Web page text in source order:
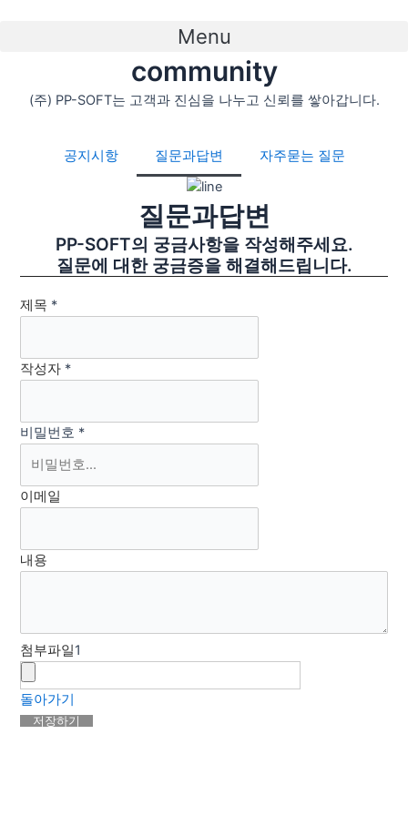
Menu
community
(주) PP-SOFT는 고객과 진심을 나누고 신뢰를 쌓아갑니다.
공지시항 질문과답변 자주묻는 질문
질문과답변
PP-SOFT의 궁금사항을 작성해주세요.
질문에 대한 궁금증을 해결해드립니다.
제목 *
작성자 *
비밀번호 *
이메일
내용
첨부파일1
돌아가기
저장하기